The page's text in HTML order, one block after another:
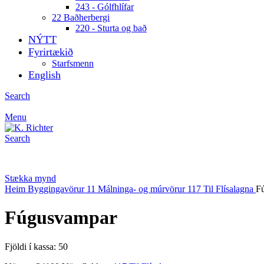
243 - Gólfhlífar
22 Baðherbergi
220 - Sturta og bað
NÝTT
Fyrirtækið
Starfsmenn
English
Search
Menu
Search
Stækka mynd
Heim Byggingavörur 11 Málninga- og múrvörur 117 Til Flísalagna
Fúgusvampar
Fjöldi í kassa: 50